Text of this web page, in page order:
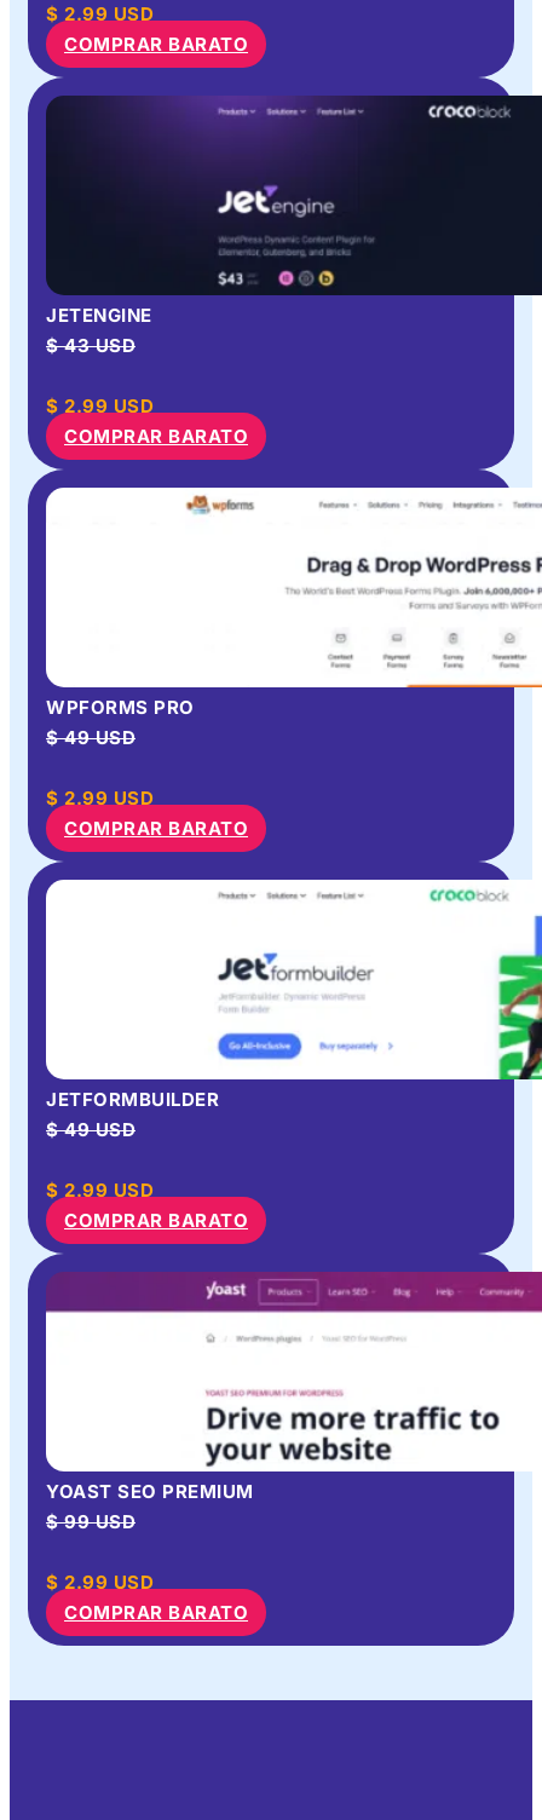
$ 2.99 USD
COMPRAR BARATO
JETENGINE
$ 43 USD
$ 2.99 USD
COMPRAR BARATO
WPFORMS PRO
$ 49 USD
$ 2.99 USD
COMPRAR BARATO
JETFORMBUILDER
$ 49 USD
$ 2.99 USD
COMPRAR BARATO
YOAST SEO PREMIUM
$ 99 USD
$ 2.99 USD
COMPRAR BARATO